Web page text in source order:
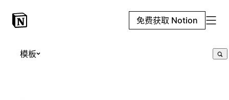
免费获取 Notion
模板